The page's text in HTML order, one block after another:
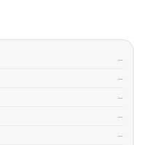
—
—
—
—
—